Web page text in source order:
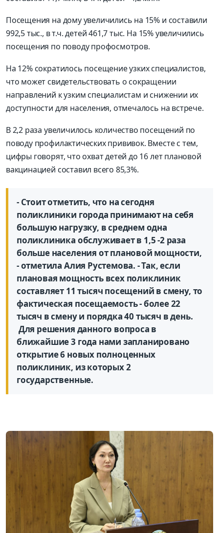
Посещения на дому увеличились на 15% и составили
992,5 тыс., в т.ч. детей 461,7 тыс. На 15% увеличились
посещения по поводу профосмотров.
На 12% сократилось посещение узких специалистов,
что может свидетельствовать о сокращении
направлений к узким специалистам и снижении их
доступности для населения, отмечалось на встрече.
В 2,2 раза увеличилось количество посещений по
поводу профилактических прививок. Вместе с тем,
цифры говорят, что охват детей до 16 лет плановой
вакцинацией составил всего 85,3%.
- Стоит отметить, что на сегодня
поликлиники города принимают на себя
большую нагрузку, в среднем одна
поликлиника обслуживает в 1,5 -2 раза
больше населения от плановой мощности,
- отметила Алия Рустемова. - Так, если
плановая мощность всех поликлиник
составляет 11 тысяч посещений в смену, то
фактическая посещаемость - более 22
тысяч в смену и порядка 40 тысяч в день.
Для решения данного вопроса в
ближайшие 3 года нами запланировано
открытие 6 новых полноценных
поликлиник, из которых 2
государственные.